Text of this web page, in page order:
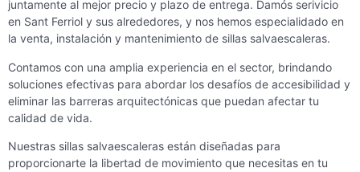
juntamente al mejor precio y plazo de entrega. Damós serivicio
en Sant Ferriol y sus alrededores, y nos hemos especialidado en
la venta, instalación y mantenimiento de sillas salvaescaleras.
Contamos con una amplia experiencia en el sector, brindando
soluciones efectivas para abordar los desafíos de accesibilidad y
eliminar las barreras arquitectónicas que puedan afectar tu
calidad de vida.
Nuestras sillas salvaescaleras están diseñadas para
proporcionarte la libertad de movimiento que necesitas en tu